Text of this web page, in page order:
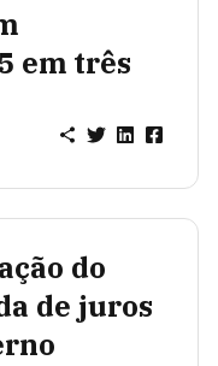
em três
do
de juros